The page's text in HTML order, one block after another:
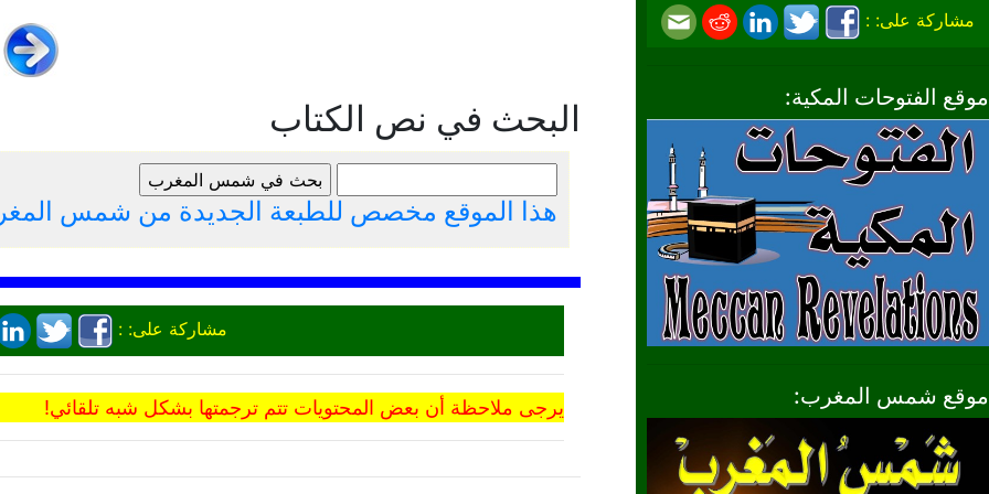
مشاركة على: :
موقع الفتوحات المكية:
موقع شمس المغرب:
البحث في نص الكتاب
هذا الموقع مخصص للطبعة الجديدة من شمس
مشاركة على: :
يرجى ملاحظة أن بعض المحتويات تتم ترجمتها بشكل شبه تلقائي!